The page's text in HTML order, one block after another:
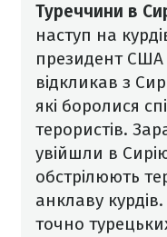
Туреччини в
наступ на
президент
відкликав з
які боролися
терористів.
увійшли в
обстрілюють
анклаву курдів.
точно